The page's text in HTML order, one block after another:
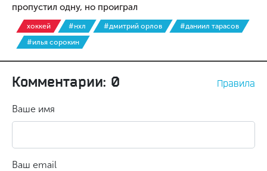
пропустил одну, но проиграл
хоккей #нхл #дмитрий орлов
#даниил тарасов
#илья сорокин
Комментарии: 0 Правила
Ваше имя
Ваш email